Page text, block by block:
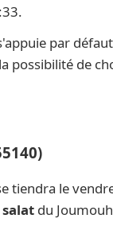
par
possibilité de
tiendra le
salat du